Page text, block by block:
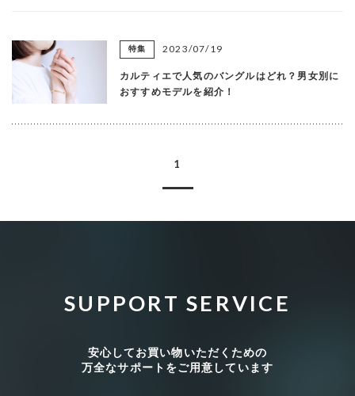
検索する リセット
特集 2023/07/19
カルティエで人気のバングルはどれ？男女別に
おすすめモデルを紹介！
1
SUPPORT SERVICE
安心してお買い物いただくための
万全なサポートをご用意しています